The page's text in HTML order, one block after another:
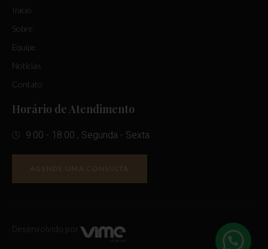
Início
Sobre
Equipe
Notícias
Contato
Horário de Atendimento
9:00 - 18:00 , Segunda - Sexta
AGENDE UMA CONSULTA
Desenvolvido por